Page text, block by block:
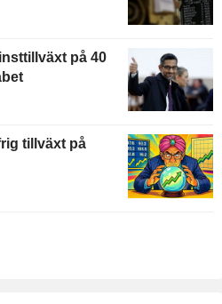
på 40
tillväxt på